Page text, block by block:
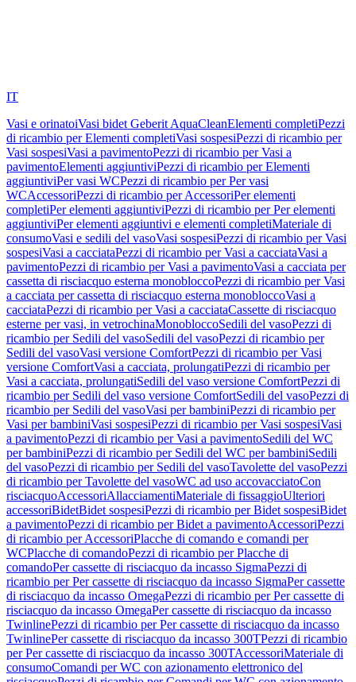
IT
Vasi e orinatoiVasi bidet Geberit AquaCleanElementi completiPezzi
di ricambio per Elementi completiVasi sospesiPezzi di ricambio per
Vasi sospesiVasi a pavimentoPezzi di ricambio per Vasi a
pavimentoElementi aggiuntiviPezzi di ricambio per Elementi
aggiuntiviPer vasi WCPezzi di ricambio per Per vasi
WCAccessoriPezzi di ricambio per AccessoriPer elementi
completiPer elementi aggiuntiviPezzi di ricambio per Per elementi
aggiuntiviPer elementi aggiuntivi e elementi completiMateriale di
consumoVasi e sedili del vasoVasi sospesiPezzi di ricambio per Vasi
sospesiVasi a cacciataPezzi di ricambio per Vasi a cacciataVasi a
pavimentoPezzi di ricambio per Vasi a pavimentoVasi a cacciata per
cassetta di risciacquo esterna monobloccoPezzi di ricambio per Vasi
a cacciata per cassetta di risciacquo esterna monobloccoVasi a
cacciataPezzi di ricambio per Vasi a cacciataCassette di risciacquo
esterne per vasi, in vetrochinaMonobloccoSedili del vasoPezzi di
ricambio per Sedili del vasoSedili del vasoPezzi di ricambio per
Sedili del vasoVasi versione ComfortPezzi di ricambio per Vasi
versione ComfortVasi a cacciata, prolungatiPezzi di ricambio per
Vasi a cacciata, prolungatiSedili del vaso versione ComfortPezzi di
ricambio per Sedili del vaso versione ComfortSedili del vasoPezzi di
ricambio per Sedili del vasoVasi per bambiniPezzi di ricambio per
Vasi per bambiniVasi sospesiPezzi di ricambio per Vasi sospesiVasi
a pavimentoPezzi di ricambio per Vasi a pavimentoSedili del WC
per bambiniPezzi di ricambio per Sedili del WC per bambiniSedili
del vasoPezzi di ricambio per Sedili del vasoTavolette del vasoPezzi
di ricambio per Tavolette del vasoWC ad uso accovacciatoCon
risciacquoAccessoriAllacciamentiMateriale di fissaggioUlteriori
accessoriBidetBidet sospesiPezzi di ricambio per Bidet sospesiBidet
a pavimentoPezzi di ricambio per Bidet a pavimentoAccessoriPezzi
di ricambio per AccessoriPlacche di comando e comandi per
WCPlacche di comandoPezzi di ricambio per Placche di
comandoPer cassette di risciacquo da incasso SigmaPezzi di
ricambio per Per cassette di risciacquo da incasso SigmaPer cassette
di risciacquo da incasso OmegaPezzi di ricambio per Per cassette di
risciacquo da incasso OmegaPer cassette di risciacquo da incasso
TwinlinePezzi di ricambio per Per cassette di risciacquo da incasso
TwinlinePer cassette di risciacquo da incasso 300TPezzi di ricambio
per Per cassette di risciacquo da incasso 300TAccessoriMateriale di
consumoComandi per WC con azionamento elettronico del